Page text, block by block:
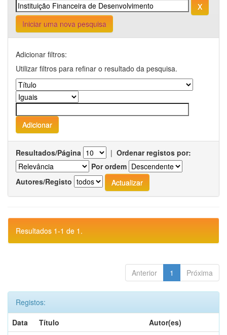
Iniciar uma nova pesquisa
Adicionar filtros:
Utilizar filtros para refinar o resultado da pesquisa.
Resultados/Página | Ordenar registos por:
Por ordem
Autores/Registo
Resultados 1-1 de 1.
Anterior 1 Próxima
Registos:
Data
Título
Autor(es)